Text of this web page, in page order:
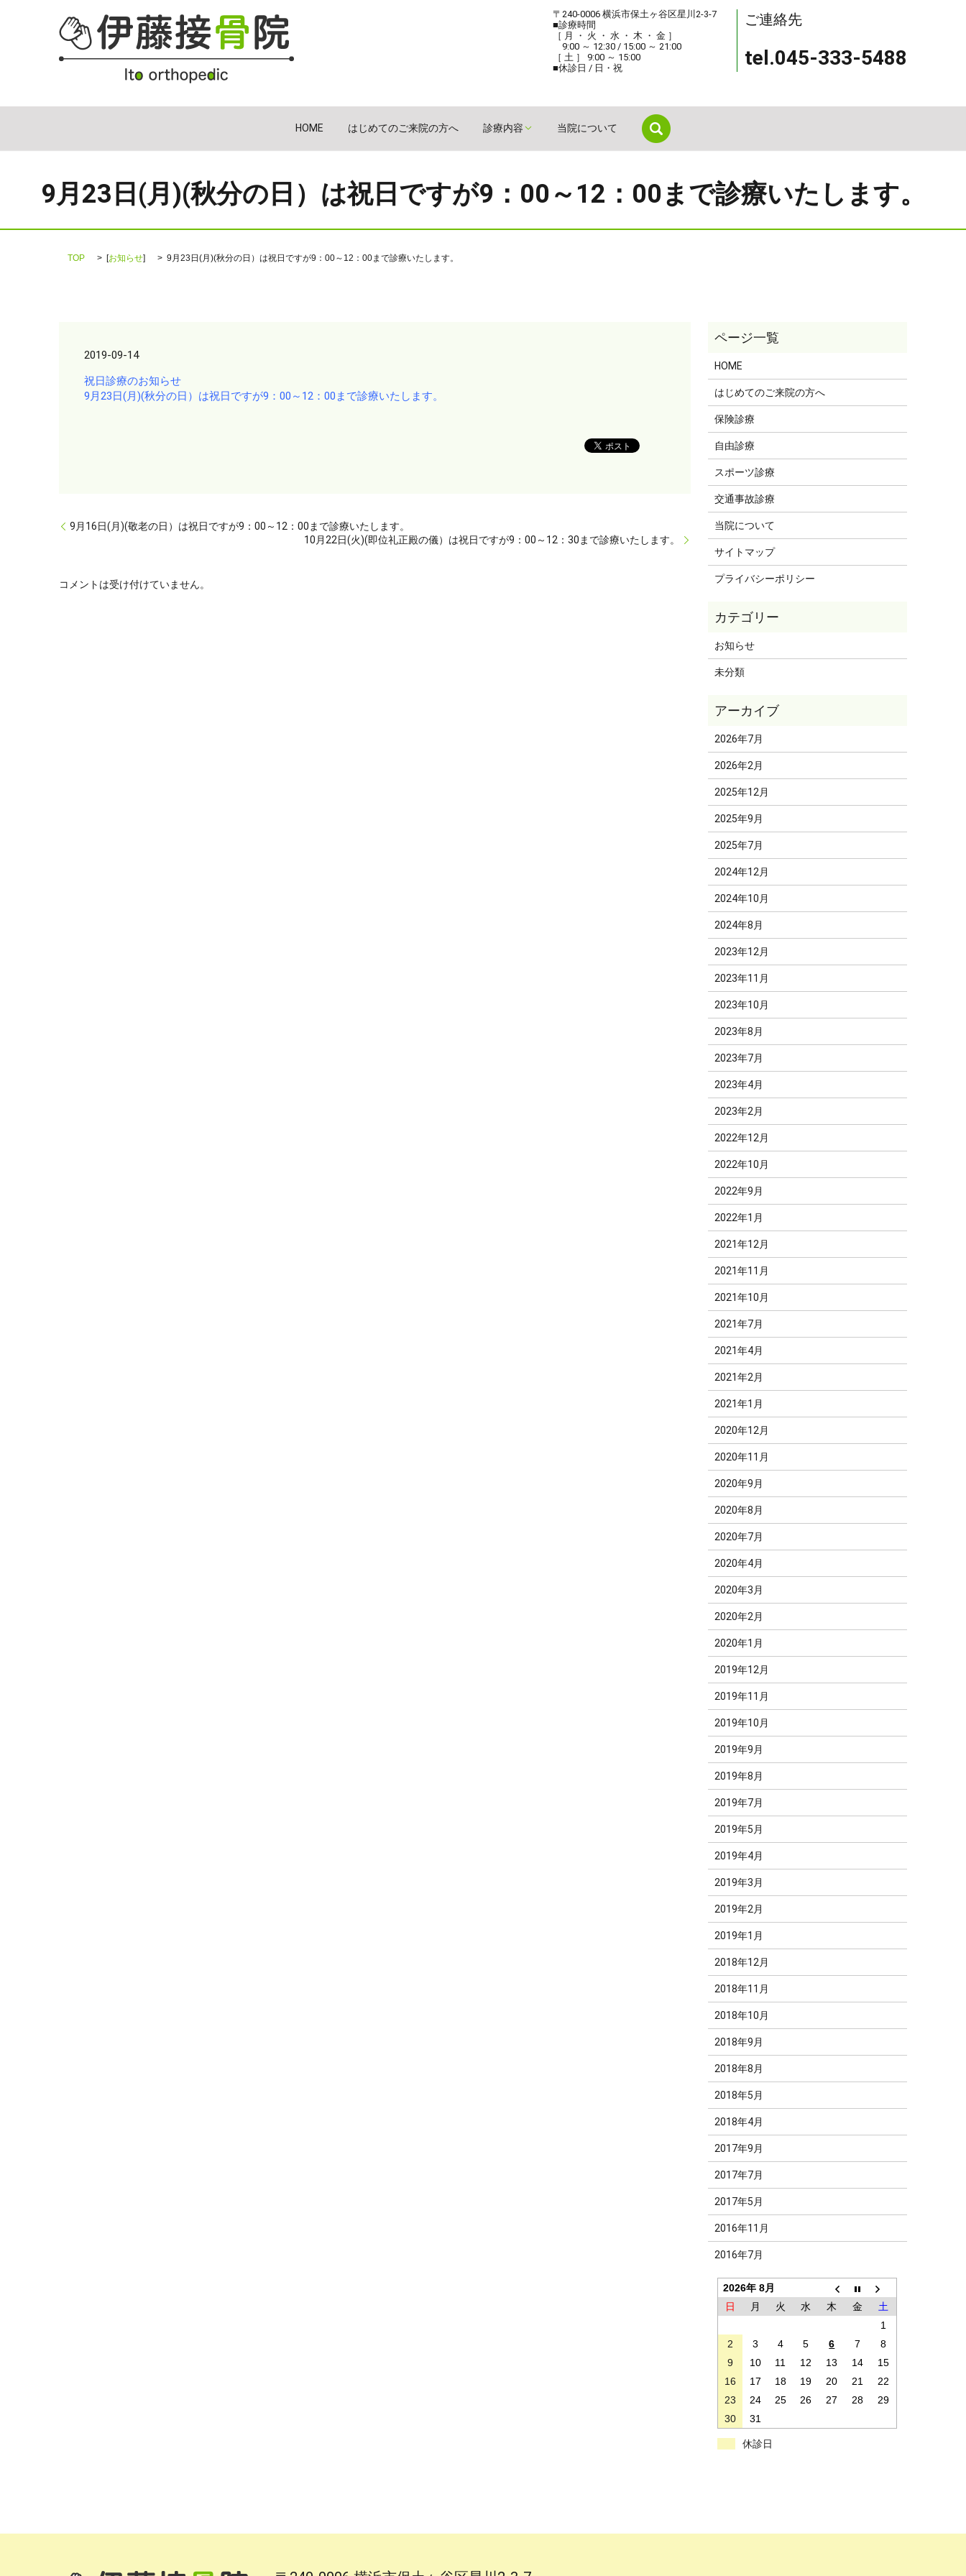
ご連絡先
tel.045-333-5488
〒240-0006 横浜市保土ヶ谷区星川2-3-7
■診療時間
［ 月 ・ 火 ・ 水 ・ 木 ・ 金 ］
9:00 ～ 12:30 / 15:00 ～ 21:00
［ 土 ］ 9:00 ～ 15:00
■休診日 / 日・祝
HOME はじめてのご来院の方へ 診療内容 当院について search
9月23日(月)(秋分の日）は祝日ですが9：00～12：00まで診療いたします。
TOP [お知らせ] 9月23日(月)(秋分の日）は祝日ですが9：00～12：00まで診療いたします。
2019-09-14
祝日診療のお知らせ
9月23日(月)(秋分の日）は祝日ですが9：00～12：00まで診療いたします。
9月16日(月)(敬老の日）は祝日ですが9：00～12：00まで診療いたします。
10月22日(火)(即位礼正殿の儀）は祝日ですが9：00～12：30まで診療いたします。
コメントは受け付けていません。
HOME
はじめてのご来院の方へ
保険診療
自由診療
スポーツ診療
交通事故診療
当院について
サイトマップ
プライバシーポリシー
お知らせ
未分類
2026年7月
2026年2月
2025年12月
2025年9月
2025年7月
2024年12月
2024年10月
2024年8月
2023年12月
2023年11月
2023年10月
2023年8月
2023年7月
2023年4月
2023年2月
2022年12月
2022年10月
2022年9月
2022年1月
2021年12月
2021年11月
2021年10月
2021年7月
2021年4月
2021年2月
2021年1月
2020年12月
2020年11月
2020年9月
2020年8月
2020年7月
2020年4月
2020年3月
2020年2月
2020年1月
2019年12月
2019年11月
2019年10月
2019年9月
2019年8月
2019年7月
2019年5月
2019年4月
2019年3月
2019年2月
2019年1月
2018年12月
2018年11月
2018年10月
2018年9月
2018年8月
2018年5月
2018年4月
2017年9月
2017年7月
2017年5月
2016年11月
2016年7月
2026年 8月
日
月 火 水 木 金
土
1
2
3 4 5 6 7
8
9
10 11 12 13 14
15
16
17 18 19 20 21
22
23
24 25 26 27 28
29
30
31
休診日